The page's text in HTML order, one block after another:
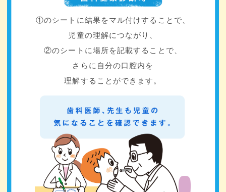
①のシートに結果をマル付けすることで、
児童の理解につながり、
②のシートに場所を記載することで、
さらに自分の口腔内を
理解することができます。